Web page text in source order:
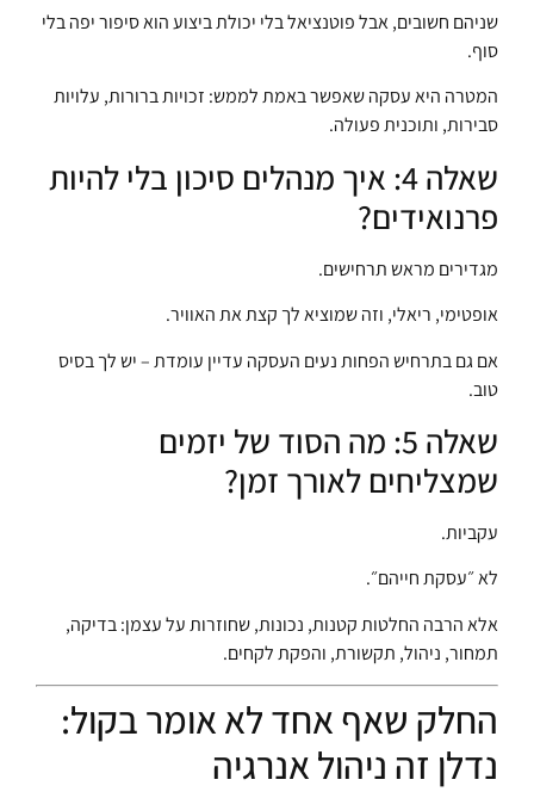
שניהם חשובים, אבל פוטנציאל בלי יכולת ביצוע הוא סיפור יפה בלי
סוף.
המטרה היא עסקה שאפשר באמת לממש: זכויות ברורות, עלויות
סבירות, ותוכנית פעולה.
שאלה 4: איך מנהלים סיכון בלי להיות
פרנואידים?
מגדירים מראש תרחישים.
אופטימי, ריאלי, וזה שמוציא לך קצת את האוויר.
אם גם בתרחיש הפחות נעים העסקה עדיין עומדת – יש לך בסיס
טוב.
שאלה 5: מה הסוד של יזמים
שמצליחים לאורך זמן?
עקביות.
לא ״עסקת חייהם״.
אלא הרבה החלטות קטנות, נכונות, שחוזרות על עצמן: בדיקה,
תמחור, ניהול, תקשורת, והפקת לקחים.
החלק שאף אחד לא אומר בקול:
נדלן זה ניהול אנרגיה